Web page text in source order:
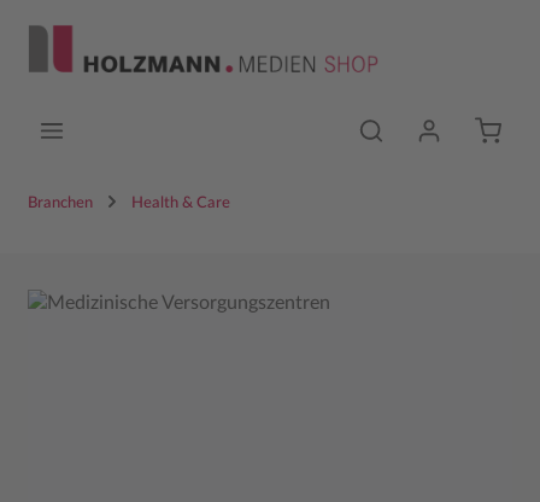
Branchen Health & Care
Bildergalerie überspringen